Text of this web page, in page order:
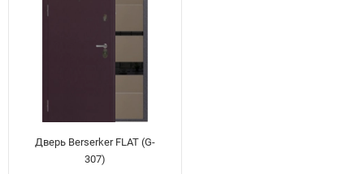
Дверь Berserker FLAT (G-
307)